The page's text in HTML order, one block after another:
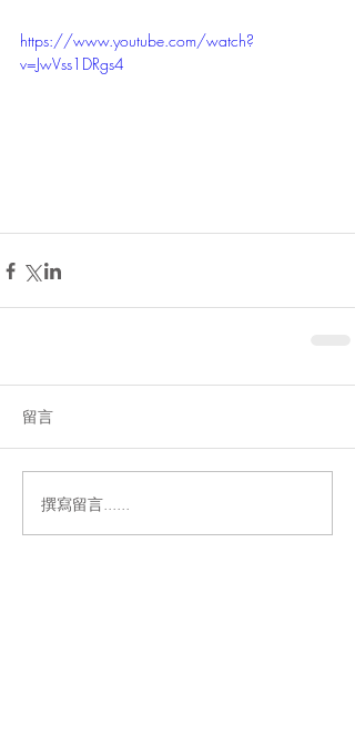
https://www.youtube.com/watch?
v=JwVss1DRgs4
留言
撰寫留言......